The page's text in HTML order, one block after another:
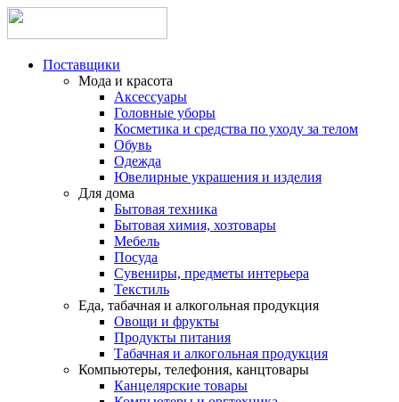
Поставщики
Мода и красота
Аксессуары
Головные уборы
Косметика и средства по уходу за телом
Обувь
Одежда
Ювелирные украшения и изделия
Для дома
Бытовая техника
Бытовая химия, хозтовары
Мебель
Посуда
Сувениры, предметы интерьера
Текстиль
Еда, табачная и алкогольная продукция
Овощи и фрукты
Продукты питания
Табачная и алкогольная продукция
Компьютеры, телефония, канцтовары
Канцелярские товары